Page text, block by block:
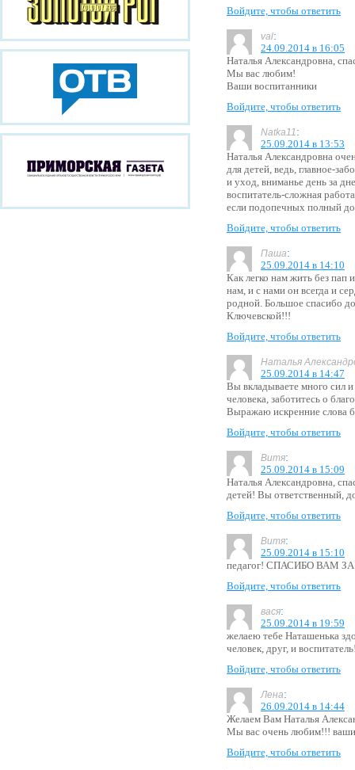
Войдите, чтобы ответить
val:
24.09.2014 в 16:05
Наталья Александровна,
Мы вас любим!
Ваши воспитанники
Войдите, чтобы ответить
Natka11:
25.09.2014 в 13:53
Наталья Александровна
для детей, ведь, главное-
и уход, вниманье день за
воспитатель-сложная работа
если подопечных полный
Войдите, чтобы ответить
Паша:
25.09.2014 в 14:10
Как легко нам жить без пап
нам, и с нами он всегда и
родной. Большое спасибо
Ключевской!!!
Войдите, чтобы ответить
Наталья
25.09.2014 в 14:47
Вы вкладываете много сил и
человека, заботитесь о
Выражаю искренние слова
Войдите, чтобы ответить
Витя:
25.09.2014 в 15:09
Наталья Александровна,
детей! Вы ответственный,
Войдите, чтобы ответить
Витя:
25.09.2014 в 15:10
педагог! СПАСИБО ВАМ
Войдите, чтобы ответить
вася:
25.09.2014 в 19:59
желаею тебе Наташенька
человек, друг, и
Войдите, чтобы ответить
Лена:
26.09.2014 в 14:44
Желаем Вам Наталья
Мы вас очень любим!!! ваши
Войдите, чтобы ответить